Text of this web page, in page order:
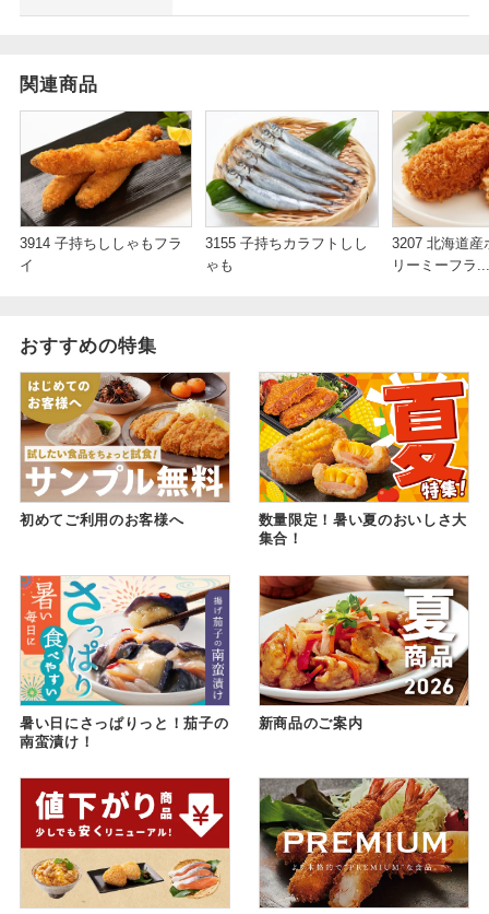
関連商品
3914 子持ちししゃもフラ
イ
3155 子持ちカラフトしし
ゃも
3207 北海道産
リーミーフラ...
おすすめの特集
初めてご利用のお客様へ
数量限定！暑い夏のおいしさ大
集合！
暑い日にさっぱりっと！茄子の
南蛮漬け！
新商品のご案内